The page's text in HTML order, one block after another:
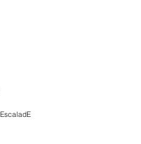
EscaladE